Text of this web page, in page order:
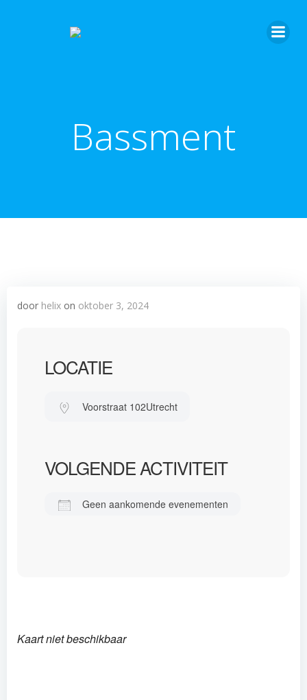
Bassment
door helix on oktober 3, 2024
LOCATIE
Voorstraat 102Utrecht
VOLGENDE ACTIVITEIT
Geen aankomende evenementen
Kaart niet beschikbaar